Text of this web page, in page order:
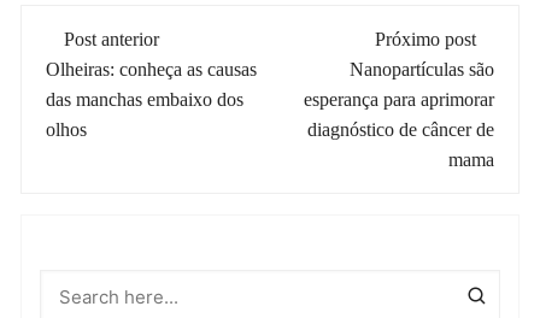
Navegação
de
post
Post anterior
Olheiras: conheça as causas
das manchas embaixo dos
olhos
Próximo post
Nanopartículas são
esperança para aprimorar
diagnóstico de câncer de
mama